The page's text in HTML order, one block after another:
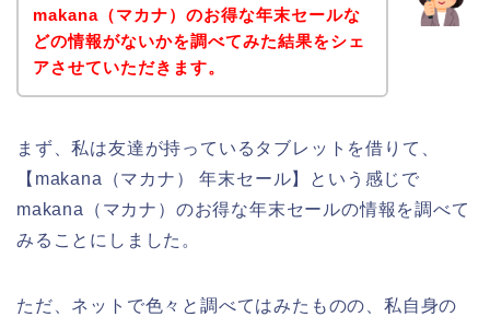
makana（マカナ）のお得な年末セールな
どの情報がないかを調べてみた結果をシェ
アさせていただきます。
まず、私は友達が持っているタブレットを借りて、
【makana（マカナ） 年末セール】という感じで
makana（マカナ）のお得な年末セールの情報を調べて
みることにしました。
ただ、ネットで色々と調べてはみたものの、私自身の